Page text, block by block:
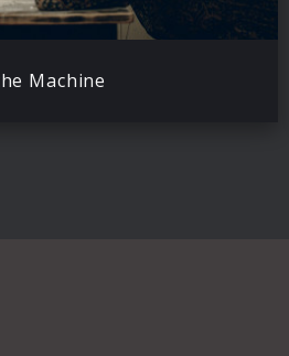
Machine